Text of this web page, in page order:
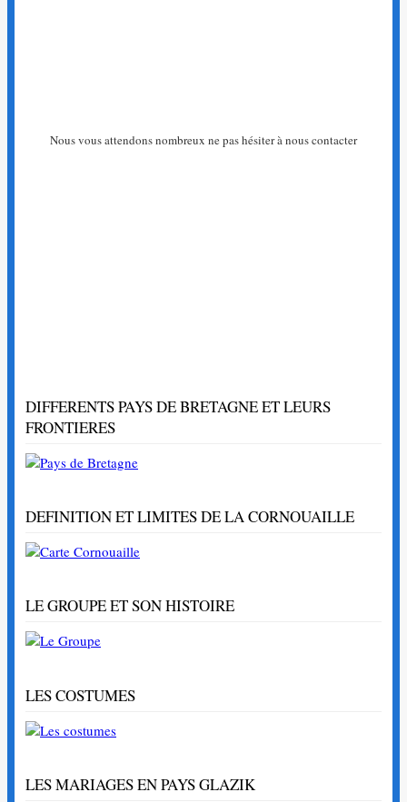
Nous vous attendons nombreux ne pas hésiter à nous contacter
DIFFERENTS PAYS DE BRETAGNE ET LEURS
FRONTIERES
DEFINITION ET LIMITES DE LA CORNOUAILLE
LE GROUPE ET SON HISTOIRE
LES COSTUMES
LES MARIAGES EN PAYS GLAZIK